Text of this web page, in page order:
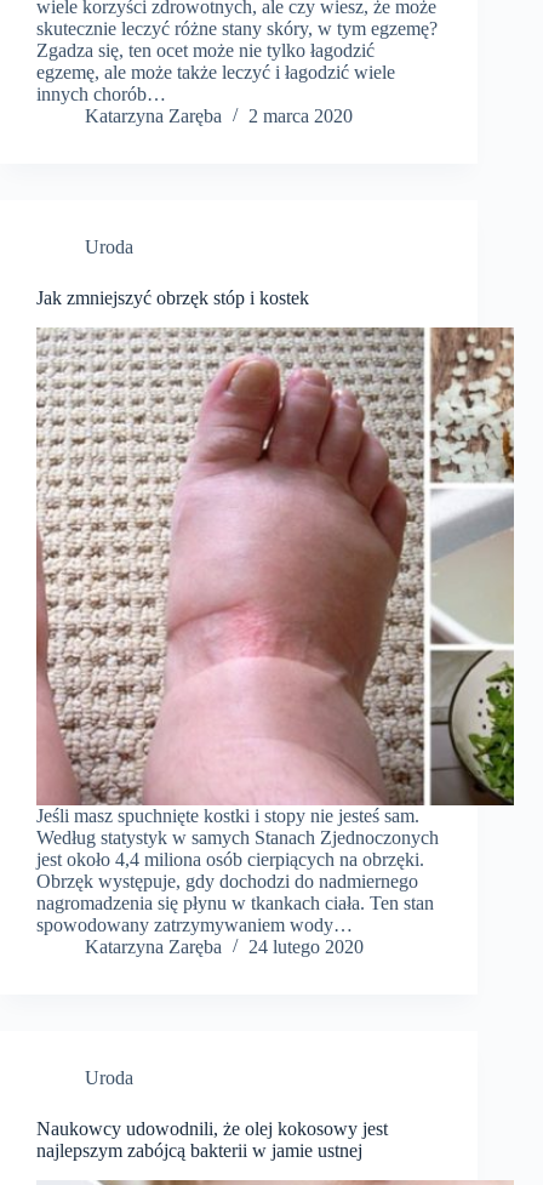
wiele korzyści zdrowotnych, ale czy wiesz, że może
skutecznie leczyć różne stany skóry, w tym egzemę?
Zgadza się, ten ocet może nie tylko łagodzić
egzemę, ale może także leczyć i łagodzić wiele
innych chorób…
Katarzyna Zaręba
2 marca 2020
Uroda
Jak zmniejszyć obrzęk stóp i kostek
Jeśli masz spuchnięte kostki i stopy nie jesteś sam.
Według statystyk w samych Stanach Zjednoczonych
jest około 4,4 miliona osób cierpiących na obrzęki.
Obrzęk występuje, gdy dochodzi do nadmiernego
nagromadzenia się płynu w tkankach ciała. Ten stan
spowodowany zatrzymywaniem wody…
Katarzyna Zaręba
24 lutego 2020
Uroda
Naukowcy udowodnili, że olej kokosowy jest
najlepszym zabójcą bakterii w jamie ustnej